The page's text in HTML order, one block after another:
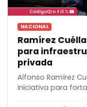
NACIONAL
Ramírez
para
privada
Alfonso Ramírez
iniciativa para